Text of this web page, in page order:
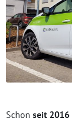
Schon seit 2016